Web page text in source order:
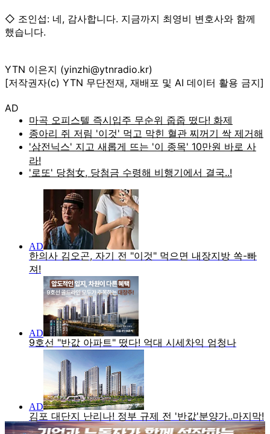
◇ 조인섭: 네, 감사합니다. 지금까지 최영비 변호사와 함께
했습니다.
YTN 이은지 (yinzhi@ytnradio.kr)
[저작권자(c) YTN 무단전재, 재배포 및 AI 데이터 활용 금지]
AD